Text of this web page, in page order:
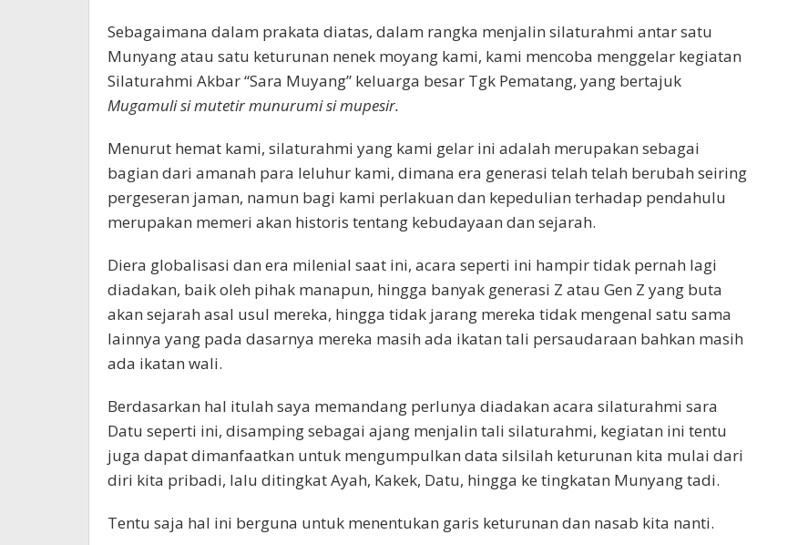
Sebagaimana dalam prakata diatas, dalam rangka menjalin silaturahmi antar satu
Munyang atau satu keturunan nenek moyang kami, kami mencoba menggelar kegiatan
Silaturahmi Akbar “Sara Muyang” keluarga besar Tgk Pematang, yang bertajuk
Mugamuli si mutetir munurumi si mupesir.
Menurut hemat kami, silaturahmi yang kami gelar ini adalah merupakan sebagai
bagian dari amanah para leluhur kami, dimana era generasi telah telah berubah seiring
pergeseran jaman, namun bagi kami perlakuan dan kepedulian terhadap pendahulu
merupakan memeri akan historis tentang kebudayaan dan sejarah.
Diera globalisasi dan era milenial saat ini, acara seperti ini hampir tidak pernah lagi
diadakan, baik oleh pihak manapun, hingga banyak generasi Z atau Gen Z yang buta
akan sejarah asal usul mereka, hingga tidak jarang mereka tidak mengenal satu sama
lainnya yang pada dasarnya mereka masih ada ikatan tali persaudaraan bahkan masih
ada ikatan wali.
Berdasarkan hal itulah saya memandang perlunya diadakan acara silaturahmi sara
Datu seperti ini, disamping sebagai ajang menjalin tali silaturahmi, kegiatan ini tentu
juga dapat dimanfaatkan untuk mengumpulkan data silsilah keturunan kita mulai dari
diri kita pribadi, lalu ditingkat Ayah, Kakek, Datu, hingga ke tingkatan Munyang tadi.
Tentu saja hal ini berguna untuk menentukan garis keturunan dan nasab kita nanti.